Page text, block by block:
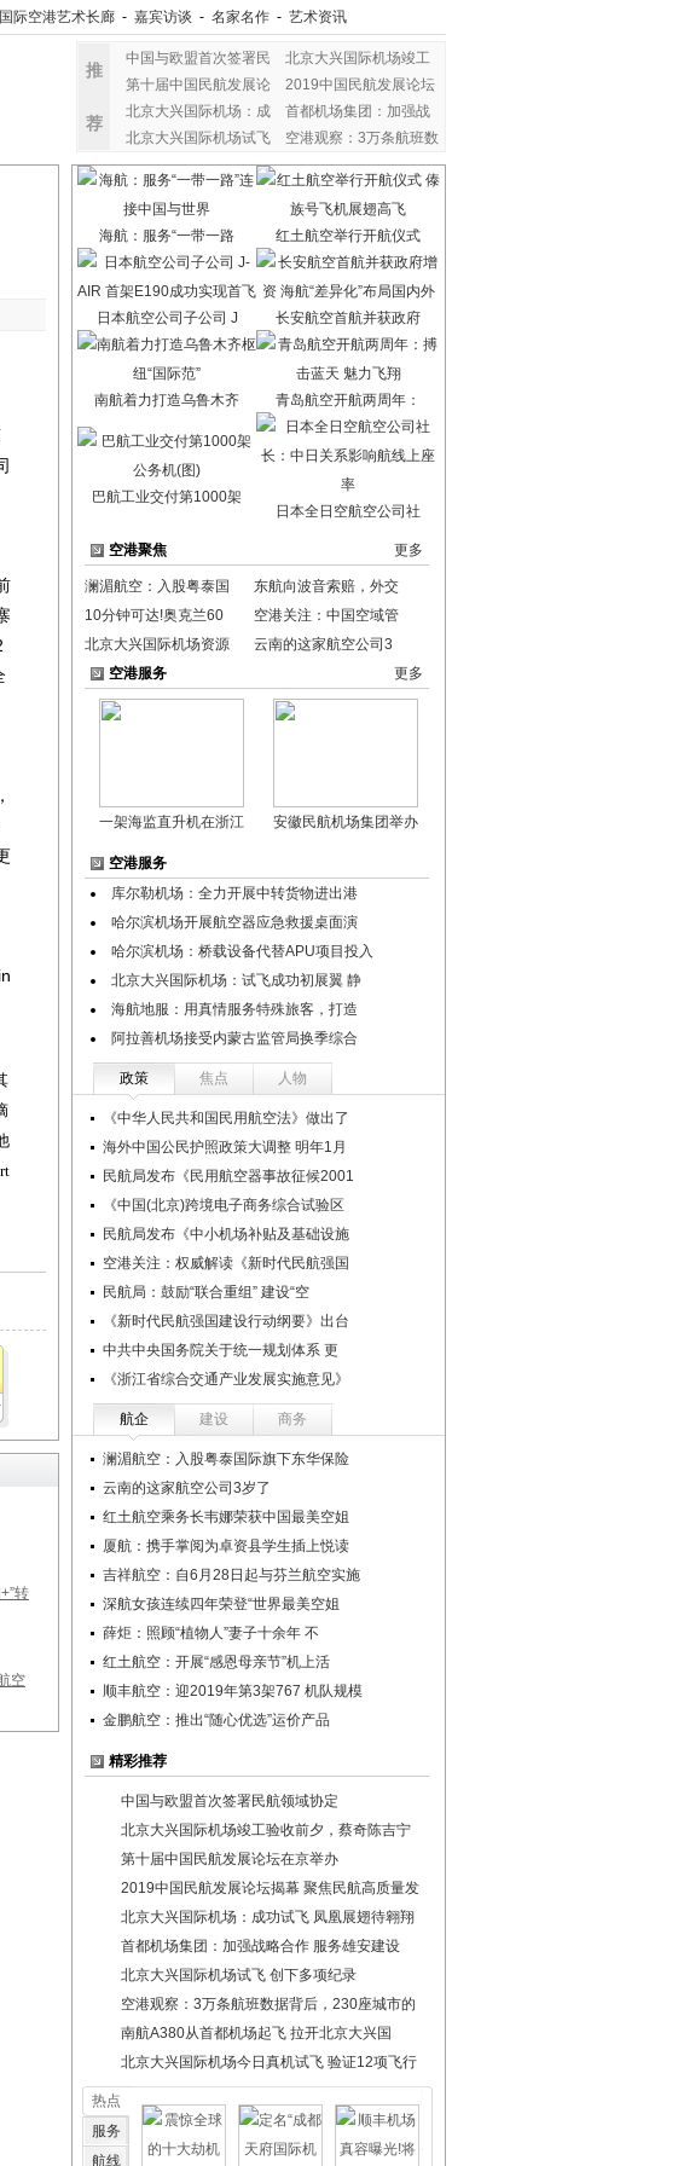
国际空港艺术长廊 - 嘉宾访谈 - 名家名作 - 艺术资讯
推
荐
中国与欧盟首次签署民
北京大兴国际机场竣工
第十届中国民航发展论
2019中国民航发展论坛
北京大兴国际机场：成
首都机场集团：加强战
北京大兴国际机场试飞
空港观察：3万条航班数
转
空
海航：服务“一带一路 红土航空举行开航仪式
日本航空公司子公司 J 长安航空首航并获政府
南航着力打造乌鲁木齐 青岛航空开航两周年：
巴航工业交付第1000架
日本全日空航空公司社
空港聚焦 更多
澜湄航空：入股粤泰国
东航向波音索赔，外交
10分钟可达!奥克兰60
空港关注：中国空域管
北京大兴国际机场资源
云南的这家航空公司3
空港服务
更多
一架海监直升机在浙江 安徽民航机场集团举办
空港服务
库尔勒机场：全力开展中转货物进出港
哈尔滨机场开展航空器应急救援桌面演
哈尔滨机场：桥载设备代替APU项目投入
北京大兴国际机场：试飞成功初展翼 静
海航地服：用真情服务特殊旅客，打造
阿拉善机场接受内蒙古监管局换季综合
政策 焦点 人物
《中华人民共和国民用航空法》做出了
海外中国公民护照政策大调整 明年1月
民航局发布《民用航空器事故征候2001
《中国(北京)跨境电子商务综合试验区
民航局发布《中小机场补贴及基础设施
空港关注：权威解读《新时代民航强国
民航局：鼓励“联合重组” 建设“空
《新时代民航强国建设行动纲要》出台
中共中央国务院关于统一规划体系 更
《浙江省综合交通产业发展实施意见》
航企 建设 商务
澜湄航空：入股粤泰国际旗下东华保险
云南的这家航空公司3岁了
红土航空乘务长韦娜荣获中国最美空姐
厦航：携手掌阅为卓资县学生插上悦读
吉祥航空：自6月28日起与芬兰航空实施
深航女孩连续四年荣登“世界最美空姐
薛炬：照顾“植物人”妻子十余年 不
红土航空：开展“感恩母亲节”机上活
顺丰航空：迎2019年第3架767 机队规模
金鹏航空：推出“随心优选”运价产品
精彩推荐
中国与欧盟首次签署民航领域协定
北京大兴国际机场竣工验收前夕，蔡奇陈吉宁
第十届中国民航发展论坛在京举办
2019中国民航发展论坛揭幕 聚焦民航高质量发
北京大兴国际机场：成功试飞 凤凰展翅待翱翔
首都机场集团：加强战略合作 服务雄安建设
北京大兴国际机场试飞 创下多项纪录
空港观察：3万条航班数据背后，230座城市的
南航A380从首都机场起飞 拉开北京大兴国
北京大兴国际机场今日真机试飞 验证12项飞行
热点
服务
航线